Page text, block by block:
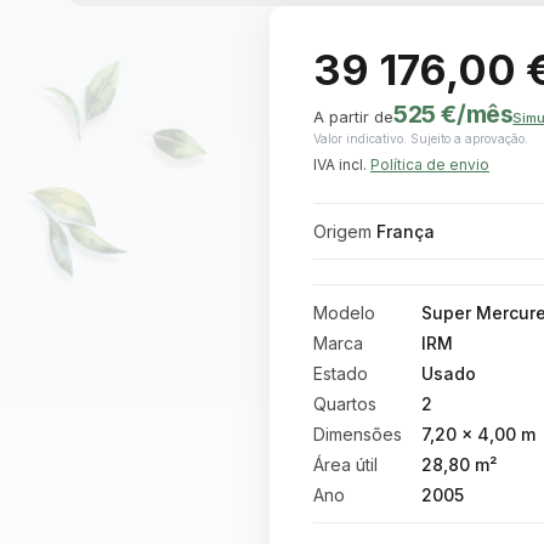
39 176,00
A partir de525 €/mês
Valor indicativo. Sujeito a aprovação.
IVA incl. Política de envio
Origem França
Modelo
Super Mercure
Marca
IRM
Estado
Usado
Quartos
2
Dimensões
7,20 × 4,00 m
Área útil
28,80 m²
Ano
2005